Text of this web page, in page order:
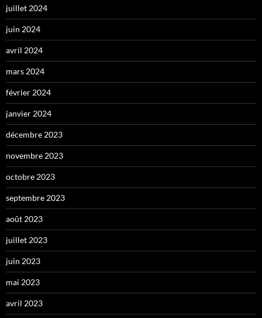
juillet 2024
juin 2024
avril 2024
mars 2024
février 2024
janvier 2024
décembre 2023
novembre 2023
octobre 2023
septembre 2023
août 2023
juillet 2023
juin 2023
mai 2023
avril 2023